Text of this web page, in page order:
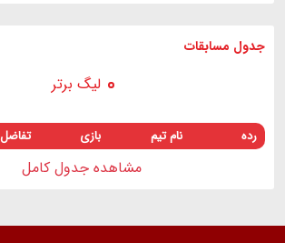
جدول مسابقات
لیگ برتر
رده نام تیم بازی تفاضل
مشاهده جدول کامل